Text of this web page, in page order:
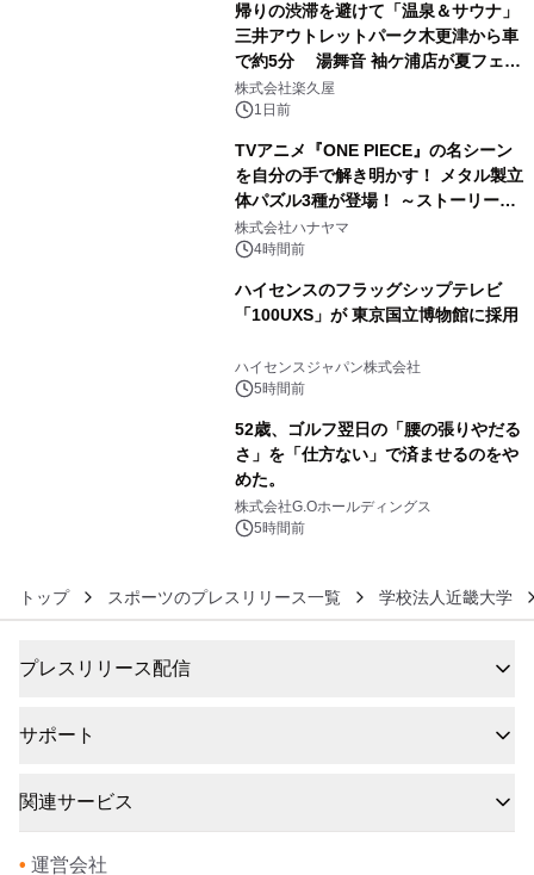
帰りの渋滞を避けて「温泉＆サウナ」
三井アウトレットパーク木更津から車
で約5分 湯舞音 袖ケ浦店が夏フェア
メニューを提供
株式会社楽久屋
1日前
TVアニメ『ONE PIECE』の名シーン
を自分の手で解き明かす！ メタル製立
体パズル3種が登場！ ～ストーリーと
ギミックが融合した 大人の体験型パズ
ルが8月7日(金)12時より先行予約受付
株式会社ハナヤマ
4時間前
ハイセンスのフラッグシップテレビ
「100UXS」が 東京国立博物館に採用
ハイセンスジャパン株式会社
5時間前
52歳、ゴルフ翌日の「腰の張りやだる
さ」を「仕方ない」で済ませるのをや
めた。
株式会社G.Oホールディングス
5時間前
トップ スポーツのプレスリリース一覧 学校法人近畿大学
プレスリリース配信
サポート
関連サービス
• 運営会社